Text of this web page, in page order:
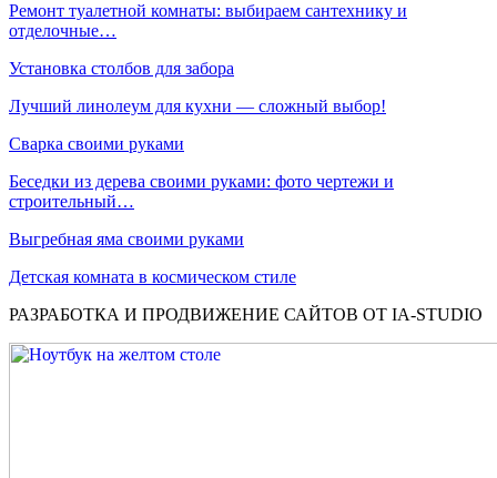
Ремонт туалетной комнаты: выбираем сантехнику и
отделочные…
Установка столбов для забора
Лучший линолеум для кухни — сложный выбор!
Сварка своими руками
Беседки из дерева своими руками: фото чертежи и
строительный…
Выгребная яма своими руками
Детская комната в космическом стиле
РАЗРАБОТКА И ПРОДВИЖЕНИЕ САЙТОВ ОТ IA-STUDIO